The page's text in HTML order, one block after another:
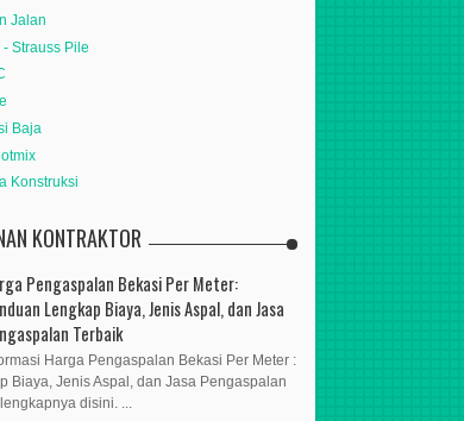
Jalan
Strauss Pile
Baja
Konstruksi
KONTRAKTOR
Pengaspalan Bekasi Per Meter:
Lengkap Biaya, Jenis Aspal, dan Jasa
Terbaik
Harga Pengaspalan Bekasi Per Meter :
Biaya, Jenis Aspal, dan Jasa Pengaspalan
disini. ...